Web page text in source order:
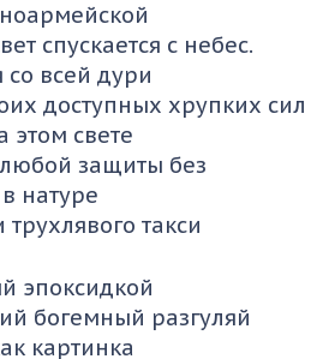
спускается с небес.
со всей дури
доступных хрупких сил
этом свете
защиты без
натуре
такси
эпоксидкой
богемный разгуляй
картинка